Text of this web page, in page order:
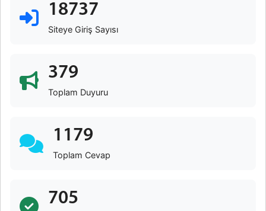
18737
Siteye Giriş Sayısı
379
Toplam Duyuru
1179
Toplam Cevap
705